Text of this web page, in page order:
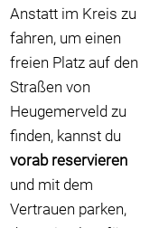
Anstatt im Kreis zu
fahren, um einen
freien Platz auf den
Straßen von
Heugemerveld zu
finden, kannst du
vorab reservieren
und mit dem
Vertrauen parken,